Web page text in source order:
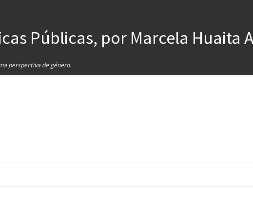
Públicas, por Marcela Huaita
perspectiva de género.